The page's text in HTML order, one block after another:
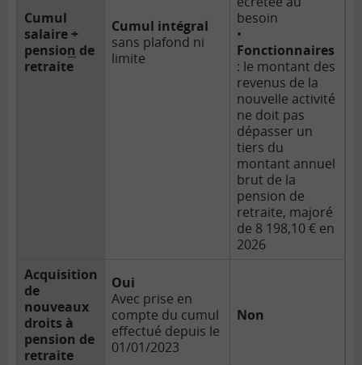
Cumul
salaire +
pension de
retraite
Cumul intégral
sans plafond ni
limite
besoin
•
Fonctionnaires
: le montant des
revenus de la
nouvelle activité
ne doit pas
dépasser un
tiers du
montant annuel
brut de la
pension de
retraite, majoré
de 8 198,10 € en
2026
Acquisition
de
nouveaux
droits à
pension de
retraite
Oui
Avec prise en
compte du cumul
effectué depuis le
01/01/2023
Non